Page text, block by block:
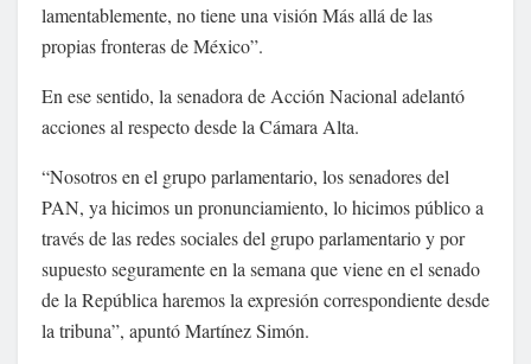
lamentablemente, no tiene una visión Más allá de las
propias fronteras de México”.
En ese sentido, la senadora de Acción Nacional adelantó
acciones al respecto desde la Cámara Alta.
“Nosotros en el grupo parlamentario, los senadores del
PAN, ya hicimos un pronunciamiento, lo hicimos público a
través de las redes sociales del grupo parlamentario y por
supuesto seguramente en la semana que viene en el senado
de la República haremos la expresión correspondiente desde
la tribuna”, apuntó Martínez Simón.